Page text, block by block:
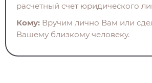
расчетный счет юридического
Кому: Вручим лично Вам или
Вашему близкому человеку.